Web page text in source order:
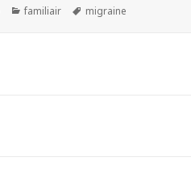
Categorieën
familiair Tags
migraine